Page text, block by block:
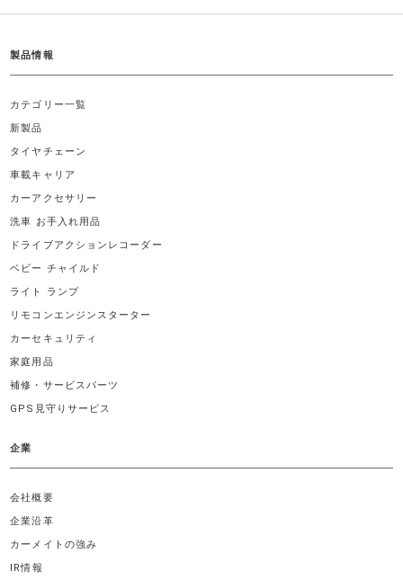
製品情報
カテゴリー一覧
新製品
タイヤチェーン
車載キャリア
カーアクセサリー
洗車 お手入れ用品
ドライブアクションレコーダー
ベビー チャイルド
ライト ランプ
リモコンエンジンスターター
カーセキュリティ
家庭用品
補修・サービスパーツ
GPS見守りサービス
企業
会社概要
企業沿革
カーメイトの強み
IR情報